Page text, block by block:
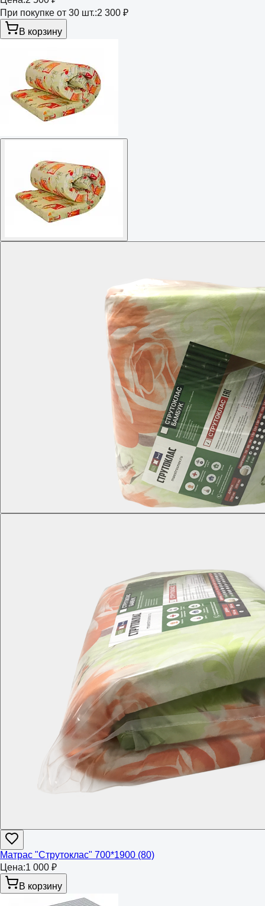
При покупке от 30 шт.:2 300 ₽
В корзину
Матрас "Струтоклас" 700*1900 (80)
Цена:1 000 ₽
В корзину